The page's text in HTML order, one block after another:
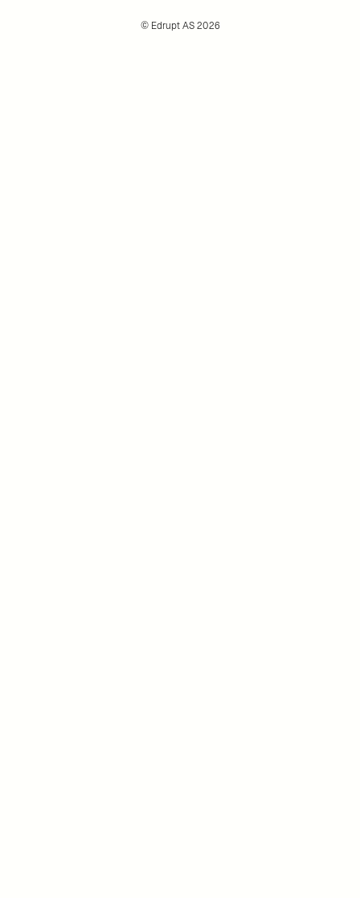
© Edrupt AS 2026